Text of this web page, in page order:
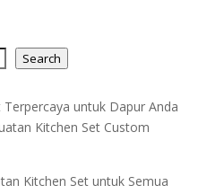
Search
untuk Dapur Anda
Kitchen Set Custom
Kitchen Set untuk Semua